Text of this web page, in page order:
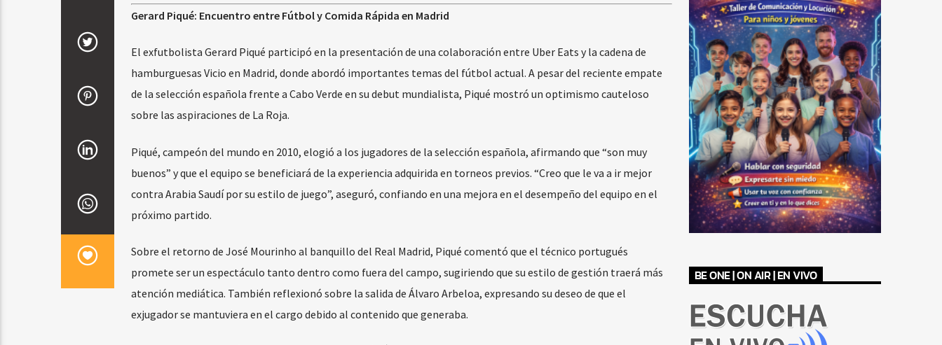
Gerard Piqué: Encuentro entre Fútbol y Comida Rápida en Madrid
El exfutbolista Gerard Piqué participó en la presentación de una colaboración entre Uber Eats y la cadena de
hamburguesas Vicio en Madrid, donde abordó importantes temas del fútbol actual. A pesar del reciente empate
de la selección española frente a Cabo Verde en su debut mundialista, Piqué mostró un optimismo cauteloso
sobre las aspiraciones de La Roja.
Piqué, campeón del mundo en 2010, elogió a los jugadores de la selección española, afirmando que “son muy
buenos” y que el equipo se beneficiará de la experiencia adquirida en torneos previos. “Creo que le va a ir mejor
contra Arabia Saudí por su estilo de juego”, aseguró, confiando en una mejora en el desempeño del equipo en el
próximo partido.
Sobre el retorno de José Mourinho al banquillo del Real Madrid, Piqué comentó que el técnico portugués
promete ser un espectáculo tanto dentro como fuera del campo, sugiriendo que su estilo de gestión traerá más
atención mediática. También reflexionó sobre la salida de Álvaro Arbeloa, expresando su deseo de que el
exjugador se mantuviera en el cargo debido al contenido que generaba.
BE ONE | ON AIR | EN VIVO